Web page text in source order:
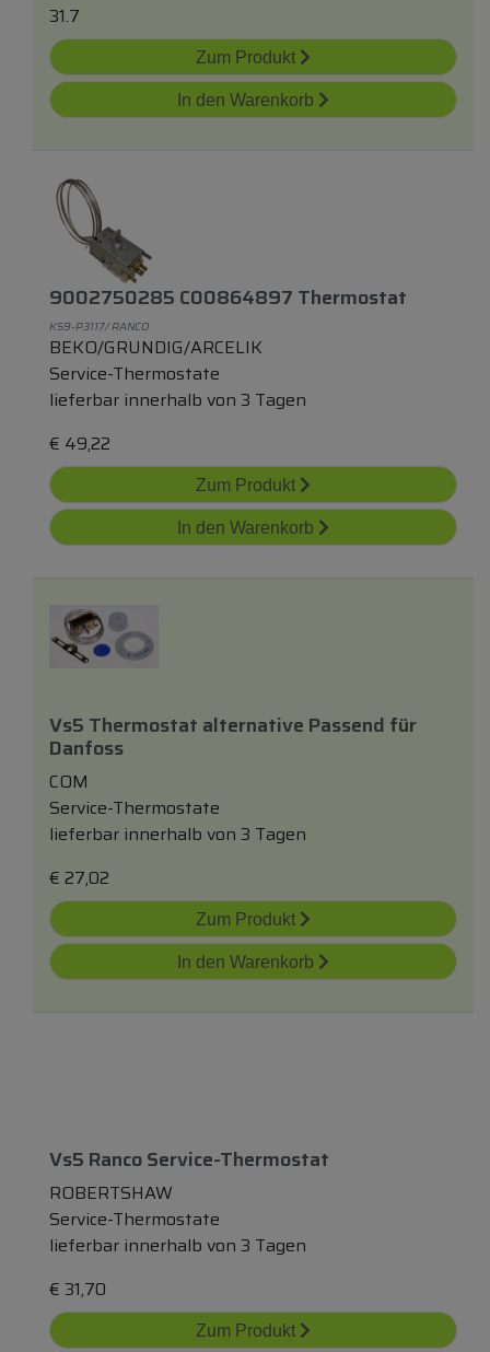
31.7
Zum Produkt
In den Warenkorb
9002750285 C00864897 Thermostat
K59-P3117/ RANCO
BEKO/GRUNDIG/ARCELIK
Service-Thermostate
lieferbar innerhalb von 3 Tagen
€ 49,22
Zum Produkt
In den Warenkorb
Vs5 Thermostat alternativE Passend für
Danfoss
COM
Service-Thermostate
lieferbar innerhalb von 3 Tagen
€ 27,02
Zum Produkt
In den Warenkorb
Vs5 Ranco Service-Thermostat
ROBERTSHAW
Service-Thermostate
lieferbar innerhalb von 3 Tagen
€ 31,70
Zum Produkt